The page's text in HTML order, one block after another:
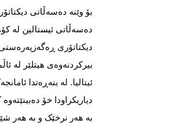
بۆ وێنە دەسەڵاتی
دەسەڵاتی ئیستالین لە
دیکتاتۆری
بیرکردنەوەی هیتلێر لە
ئیتالیا. له‌‌‌ بنەڕەتدا
دیاریکراودا خۆ
بە هەر نرخێک و بە هەر